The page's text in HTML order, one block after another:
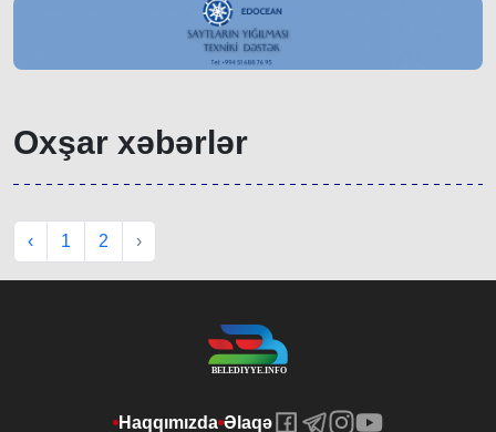
Oxşar xəbərlər
‹ 1 2 ›
Haqqımızda Əlaqə